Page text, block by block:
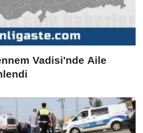
Vadisi'nde Aile